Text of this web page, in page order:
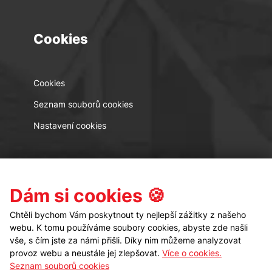
Cookies
Cookies
Seznam souborů cookies
Nastavení cookies
Kontakt Sledujte nás
Dám si cookies 🍪
Chtěli bychom Vám poskytnout ty nejlepší zážitky z našeho
webu. K tomu používáme soubory cookies, abyste zde našli
vše, s čím jste za námi přišli. Díky nim můžeme analyzovat
provoz webu a neustále jej zlepšovat. Více o cookies.
Seznam souborů cookies